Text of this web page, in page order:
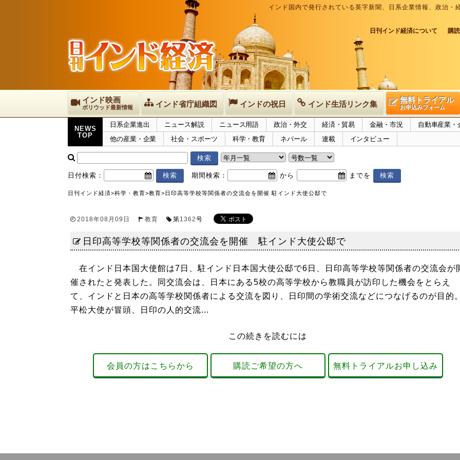
インド国内で発行されている英字新聞、日系企業情報、政治
日刊インド経済について 購
インド映画
ボリウッド最新情報 インド省庁組織図 インドの祝日 インド生活リンク集 無料トライアル
お申込みフォーム
NEWS
TOP
日系企業進出 ニュース解説 ニュース用語 政治・外交 経済・貿易 金融・市況
自動車産業・
他の産業・企業
社会・スポーツ 科学・教育 ネパール 連載 インタビュー
日付検索： 期間検索： から までを
日刊インド経済>科学・教育>教育>日印高等学校等関係者の交流会を開催 駐インド大使公邸で
2018年08月09日 教育 第1362号
日印高等学校等関係者の交流会を開催 駐インド大使公邸で
在インド日本国大使館は7日、駐インド日本国大使公邸で6日、日印高等学校等関係者の交流会が
催されたと発表した。同交流会は、日本にある5校の高等学校から教職員が訪印した機会をとらえ
て、インドと日本の高等学校関係者による交流を図り、日印間の学術交流などにつなげるのが目的。
平松大使が冒頭、日印の人的交流...
この続きを読むには
会員の方はこちらから 購読ご希望の方へ 無料トライアルお申し込み